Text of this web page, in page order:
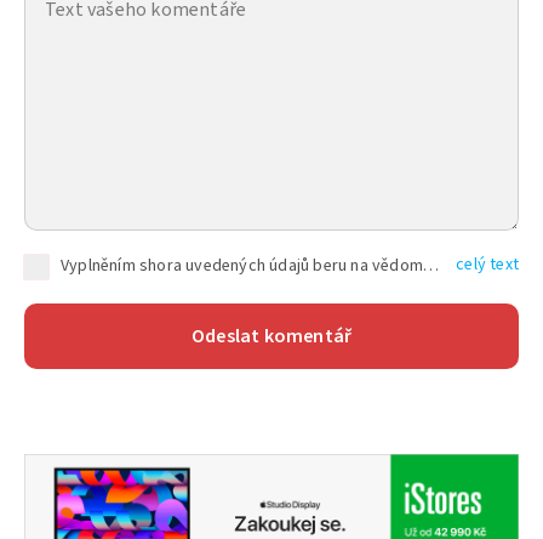
Vyplněním shora uvedených údajů beru na vědomí, že společnost TEXT FACTORY s.r.o., sídlem Brno, Durďákova 336/29, Černá Pole, PSČ: 613 00, IČ: 06157831, zapsané u Krajského soudu v Brně, oddíl C, vložka 100399, bude zpracovávat mé osobní údaje uvedené v rámci mnou vyplněného registračního formuláře na základě oprávněných zájmů TEXT FACTORY s.r.o. dle čl. 6 odst. 1 písm. f) GDPR a pro splnění právních povinností (čl. 6 odst. 1 písm. c) GDPR), a to pro tyto účely: nezbytnost zajistit oprávnění návštěvníka webových stránek provozovaných společností TEXT FACTORY s.r.o. přispívat aktivně ke zveřejněným článkům nebo v rámci diskusních fór a výkon práv TEXT FACTORY s.r.o. jako administrátora těchto diskusních fór. Více informací o zpracování osobních údajů a právech lze nalézt v celý text